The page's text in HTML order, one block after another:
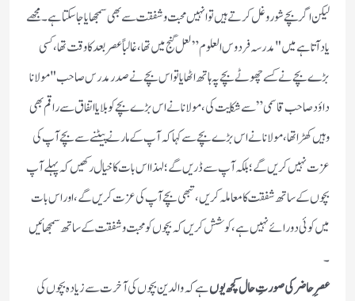
لیکن اگر بچے شور وغل کرتے ہیں تو انہیں محبت وشفقت سے بھی سمجھایا جا سکتا ہے۔ مجھے
یاد آتا ہے میں "مدرسہ فردوس العلوم” لعل گنج میں تھا، غالباً عصر بعد کا وقت تھا، کسی
بڑے بچے نے کسے چھوٹے بچے پہ ہاتھ اٹھایا تو اس بچے نے صدر مدرس صاحب "مولانا
داؤد صاحب قاسمی” سے شکایت کی، مولانا نے اس بڑے بچے کو بلایا اتفاق سے راقم بھی
وہیں کھڑا تھا، مولانا نے اس بڑے بچے سے کہا کہ آپ کے مارنے پیٹنے سے بچے آپ کی
عزت نہیں کریں گے؛ بلکہ آپ سے ڈریں گے؛ لہذا اس بات کا خیال رکھیں کہ پہلے آپ
بچوں کے ساتھ شفقت کا معاملہ کریں، تبھی بچے آپ کی عزت کریں گے، اور اس بات
میں کوئی دو رائے نہیں ہے، کوشش کریں کہ بچوں کو محبت وشفقت کے ساتھ سمجھائیں
۔
عصرِ حاضر کی صورتِ حال کچھ یوںہے کہ والدین بچوں کی آخرت سے زیادہ بچوں کی